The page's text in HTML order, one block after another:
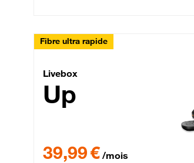
Fibre ultra rapide
Livebox Up Fibre
Livebox
Up
39,99 € /mois